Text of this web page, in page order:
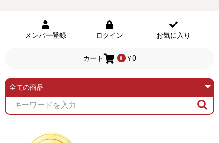
メンバー登録 ログイン お気に入り
カート 0 ￥0